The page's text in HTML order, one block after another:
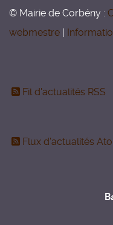
© Mairie de Corbény :
webmestre
Fil d'actualités RSS
Flux d'actualités